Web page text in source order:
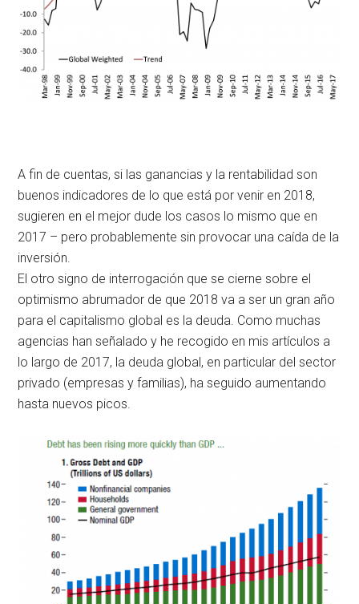
A fin de cuentas, si las ganancias y la rentabilidad son
buenos indicadores de lo que está por venir en 2018,
sugieren en el mejor dude los casos lo mismo que en
2017 – pero probablemente sin provocar una caída de la
inversión.
El otro signo de interrogación que se cierne sobre el
optimismo abrumador de que 2018 va a ser un gran año
para el capitalismo global es la deuda. Como muchas
agencias han señalado y he recogido en mis artículos a
lo largo de 2017, la deuda global, en particular del sector
privado (empresas y familias), ha seguido aumentando
hasta nuevos picos.